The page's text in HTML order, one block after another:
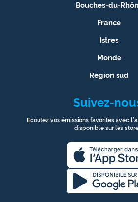
Bouches-du-
France
Istres
Monde
Région sud
Suivez-
Ecoutez vos émissions favorites avec
disponible sur les